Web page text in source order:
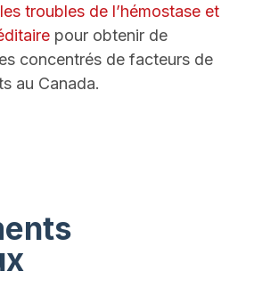
troubles de l’hémostase et
pour obtenir de
concentrés de facteurs de
au Canada.